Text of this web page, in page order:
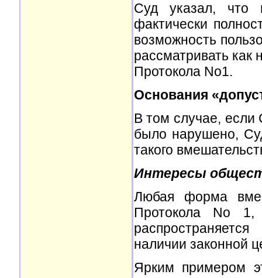
Суд указал, что
фактически
возможность
рассматривать как
Протокола No1.
Основания
В том случае, если
было нарушено,
такого
Интересы
Любая форма
Протокола No 1,
наличии законной
Ярким примером